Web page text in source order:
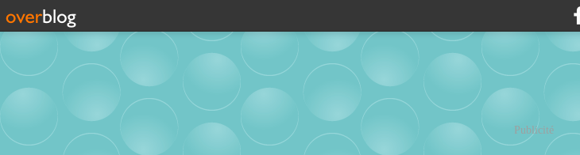
Publicité